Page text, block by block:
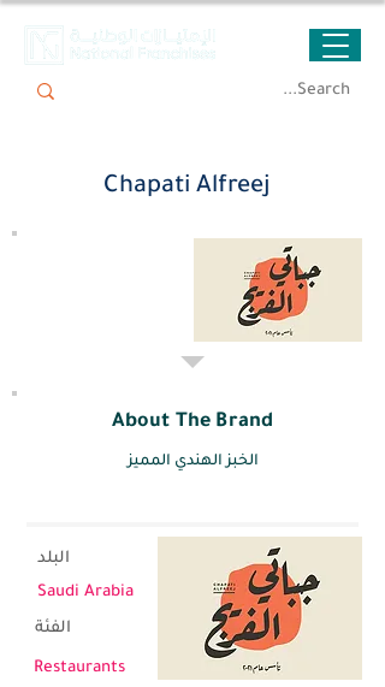
Chapati Alfreej
About The Brand
الخبز الهندي المميز
Saudi Arabia
Restaurants
الفئة